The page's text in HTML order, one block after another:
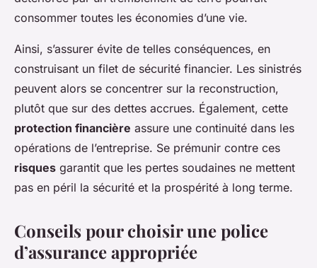
consommer toutes les économies d’une vie.
Ainsi, s’assurer évite de telles conséquences, en
construisant un filet de sécurité financier. Les sinistrés
peuvent alors se concentrer sur la reconstruction,
plutôt que sur des dettes accrues. Également, cette
protection financière assure une continuité dans les
opérations de l’entreprise. Se prémunir contre ces
risques garantit que les pertes soudaines ne mettent
pas en péril la sécurité et la prospérité à long terme.
Conseils pour choisir une police
d’assurance appropriée